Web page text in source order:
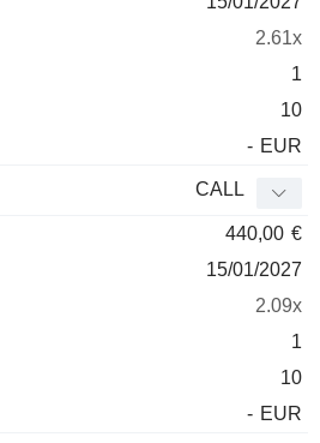
2.61x
1
10
- EUR
CALL
440,00 €
15/01/2027
2.09x
1
10
- EUR